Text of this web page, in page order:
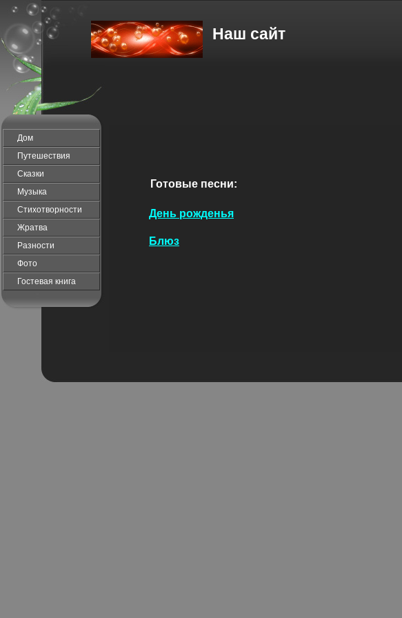
Наш сайт
Дом
Путешествия
Сказки
Музыка
Стихотворности
Жратва
Разности
Фото
Гостевая книга
Готовые песни:
День рожденья
Блюз